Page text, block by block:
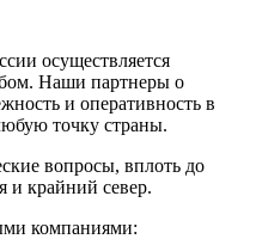
осуществляется
Наши партнеры о
и оперативность в
точку страны.
вопросы, вплоть до
и крайний север.
компаниями: